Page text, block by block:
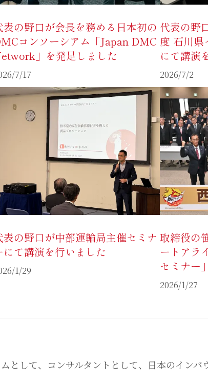
表の野口が会長を務める日本初の
コンソーシアム「Japan DMC
」を発足しました
7/17
代表の野
度 石川県
にて講演
2026/7/2
表の野口が中部運輸局主催セミナ
にて講演を行いました
1/29
取締役の
ートアラ
セミナー
2026/1/27
として、コンサルタントとして、日本のイン